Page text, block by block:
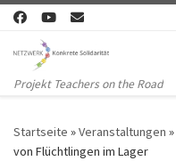
Zum Inhalt springen
Projekt Teachers on the Road
Startseite »Veranstaltungen »
von Flüchtlingen im Lager